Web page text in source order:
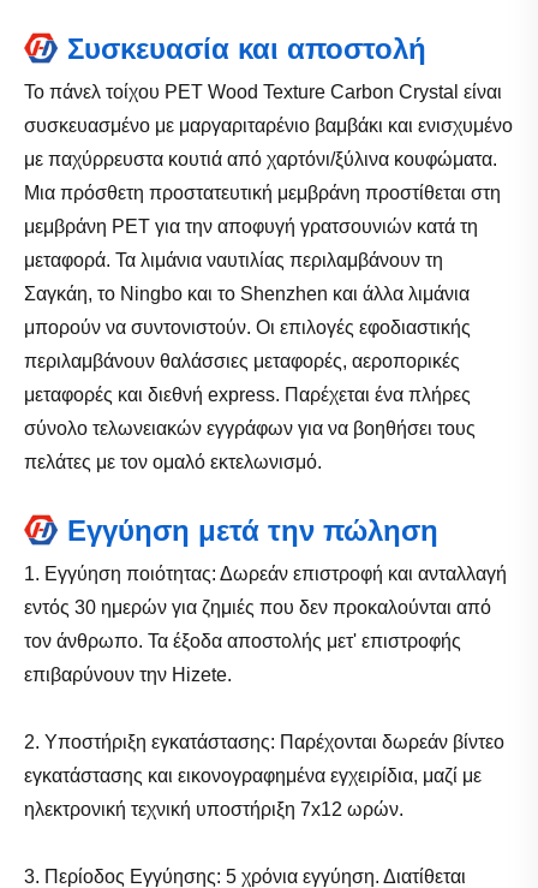
Συσκευασία και αποστολή
Το πάνελ τοίχου PET Wood Texture Carbon Crystal είναι
συσκευασμένο με μαργαριταρένιο βαμβάκι και ενισχυμένο
με παχύρρευστα κουτιά από χαρτόνι/ξύλινα κουφώματα.
Μια πρόσθετη προστατευτική μεμβράνη προστίθεται στη
μεμβράνη PET για την αποφυγή γρατσουνιών κατά τη
μεταφορά. Τα λιμάνια ναυτιλίας περιλαμβάνουν τη
Σαγκάη, το Ningbo και το Shenzhen και άλλα λιμάνια
μπορούν να συντονιστούν. Οι επιλογές εφοδιαστικής
περιλαμβάνουν θαλάσσιες μεταφορές, αεροπορικές
μεταφορές και διεθνή express. Παρέχεται ένα πλήρες
σύνολο τελωνειακών εγγράφων για να βοηθήσει τους
πελάτες με τον ομαλό εκτελωνισμό.
Εγγύηση μετά την πώληση
1. Εγγύηση ποιότητας: Δωρεάν επιστροφή και ανταλλαγή
εντός 30 ημερών για ζημιές που δεν προκαλούνται από
τον άνθρωπο. Τα έξοδα αποστολής μετ' επιστροφής
επιβαρύνουν την Hizete.
2. Υποστήριξη εγκατάστασης: Παρέχονται δωρεάν βίντεο
εγκατάστασης και εικονογραφημένα εγχειρίδια, μαζί με
ηλεκτρονική τεχνική υποστήριξη 7x12 ωρών.
3. Περίοδος Εγγύησης: 5 χρόνια εγγύηση. Διατίθεται